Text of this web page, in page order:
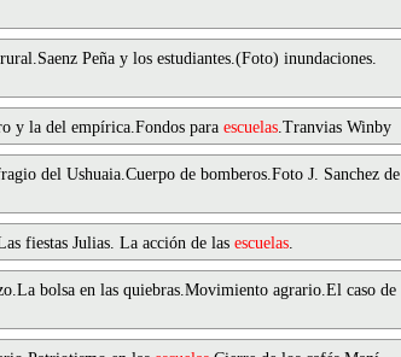
Peña y los estudiantes.(Foto) inundaciones.
y la del empírica.Fondos para escuelas.Tranvias Winby
del Ushuaia.Cuerpo de bomberos.Foto J. Sanchez de
fiestas Julias. La acción de las escuelas.
bolsa en las quiebras.Movimiento agrario.El caso de